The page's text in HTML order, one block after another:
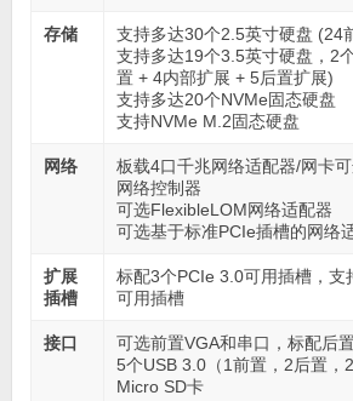
存储
支持多达30个2.5英寸硬盘 (24
支持多达19个3.5英寸硬盘，2
置 + 4内部扩展 + 5后置扩展)
支持多达20个NVMe固态硬盘
支持NVMe M.2固态硬盘
网络
板载4口千兆网络适配器/网卡
网络控制器
可选FlexibleLOM网络适配器
可选基于标准PCIe插槽的网络
扩展
插槽
标配3个PCIe 3.0可用插槽，支
可用插槽
接口
可选前置VGA和串口，标配后
5个USB 3.0（1前置，2后置，
Micro SD卡